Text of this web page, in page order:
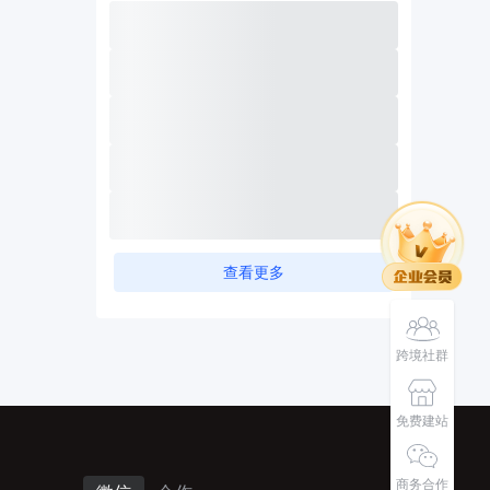
查看更多
跨境社群
免费建站
商务合作